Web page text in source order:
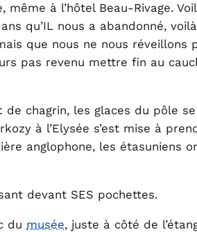
à l’hôtel Beau-Rivage.
qu’IL nous a abandonné,
que nous ne nous réveillons
pas revenu mettre fin au
chagrin, les glaces du pôle
à l’Elysée s’est mise à
anglophone, les étasuniens
devant SES pochettes.
du musée, juste à côté de